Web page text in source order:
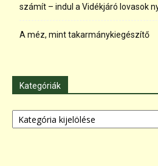
számít – indul a Vidékjáró lovasok
A méz, mint takarmánykiegészítő
Kategóriák
Kategóriák